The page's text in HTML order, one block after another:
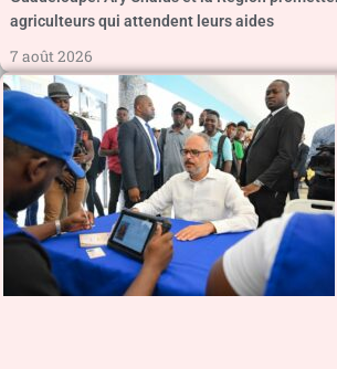
agriculteurs qui attendent leurs aides
7 août 2026